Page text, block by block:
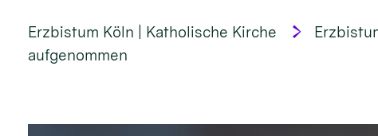
Erzbistum Köln | Katholische Kirche
aufgenommen